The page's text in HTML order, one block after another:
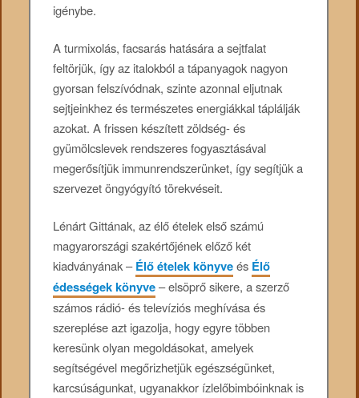
igénybe.
A turmixolás, facsarás hatására a sejtfalat
feltörjük, így az italokból a tápanyagok nagyon
gyorsan felszívódnak, szinte azonnal eljutnak
sejtjeinkhez és természetes energiákkal táplálják
azokat. A frissen készített zöldség- és
gyümölcslevek rendszeres fogyasztásával
megerősítjük immunrendszerünket, így segítjük a
szervezet öngyógyító törekvéseit.
Lénárt Gittának, az élő ételek első számú
magyarországi szakértőjének előző két
kiadványának –Élő ételek könyveés Élő
édességek könyve– elsöprő sikere, a szerző
számos rádió- és televíziós meghívása és
szereplése azt igazolja, hogy egyre többen
keresünk olyan megoldásokat, amelyek
segítségével megőrizhetjük egészségünket,
karcsúságunkat, ugyanakkor ízlelőbimbóinknak is